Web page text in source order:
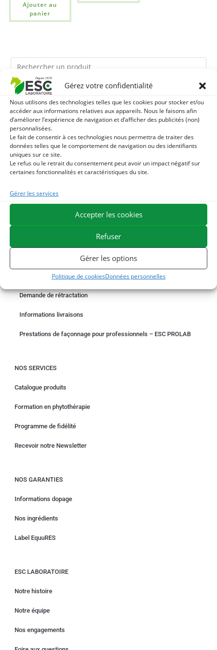
Gérez votre confidentialité
Nous utilisons des technologies telles que les cookies pour stocker et/ou
accéder aux informations relatives aux appareils. Nous le faisons afin
d’améliorer l’expérience de navigation et d’afficher des publicités (non)
personnalisées.
Le fait de consentir à ces technologies nous permettra de traiter des
données telles que le comportement de navigation ou des identifiants
uniques sur ce site.
Le refus ou le retrait du consentement peut avoir un impact négatif sur
certaines fonctionnalités et caractéristiques du site.
Gérer les services
Accepter les cookies
Refuser
Gérer les options
Politique de cookiesDonnées personnelles
Ajouter au
panier
Ils pourraient vous plaire
1 BRONCHOMIX - RESPIRATION CHEVAL - MÉLANGE DE
PLANTES
2 TOURTEAU DE SOJA SANS OGM - APPORT EN
PROTÉINES ET SOUTIEN ÉNERGÉTIQUE POUR CHEVAUX
3 CHARDON-MARIE - DÉTOX FOIE CHEVAL - PLANTE PURE
COMMANDER EN LIGNE
Un problème avec votre commande ?
Demande de rétractation
Informations livraisons
Prestations de façonnage pour professionnels – ESC PROLAB
NOS SERVICES
Catalogue produits
Formation en phytothérapie
Programme de fidélité
Recevoir notre Newsletter
NOS GARANTIES
Informations dopage
Nos ingrédients
Label EquuRES
ESC LABORATOIRE
Notre histoire
Notre équipe
Nos engagements